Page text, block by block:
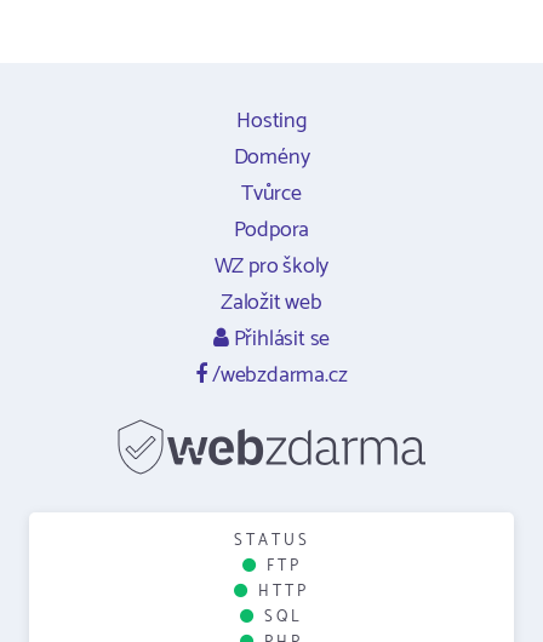
Hosting
Domény
Tvůrce
Podpora
WZ pro školy
Založit web
Přihlásit se
/webzdarma.cz
STATUS
FTP
HTTP
SQL